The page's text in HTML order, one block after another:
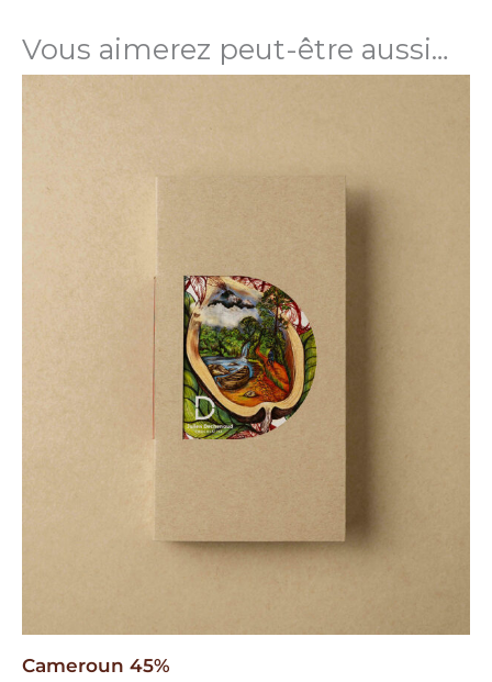
Prix TTC au
kilo
118,75 €/kg
Vous aimerez peut-être aussi…
Cameroun 45%